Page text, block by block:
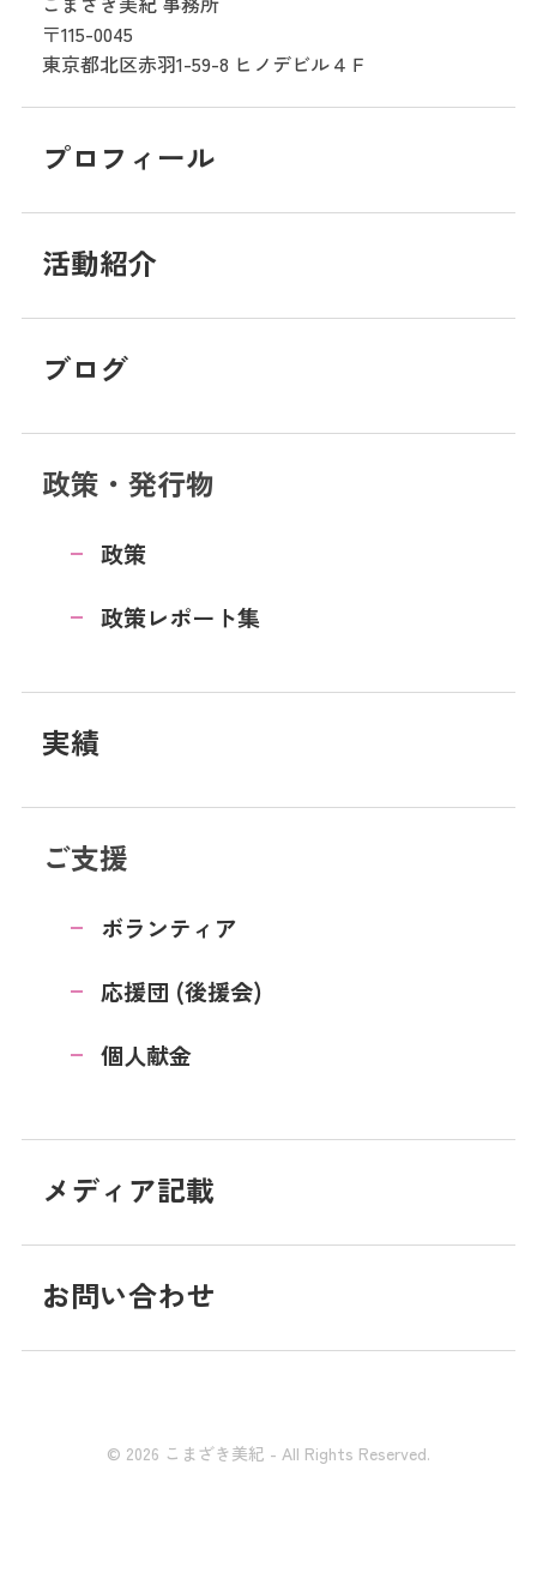
〒115-0045
東京都北区赤羽1-59-8 ヒノデビル４Ｆ
プロフィール
活動紹介
ブログ
政策・発行物
政策
政策レポート集
実績
ご支援
ボランティア
応援団 (後援会)
個人献金
メディア記載
お問い合わせ
© 2026 こまざき美紀 - All Rights Reserved.